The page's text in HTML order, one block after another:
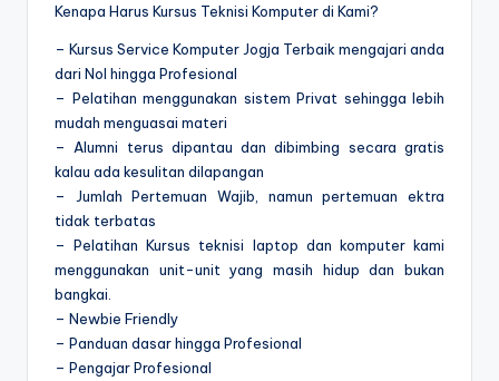
Kenapa Harus Kursus Teknisi Komputer di Kami?
– Kursus Service Komputer Jogja Terbaik mengajari anda
dari Nol hingga Profesional
– Pelatihan menggunakan sistem Privat sehingga lebih
mudah menguasai materi
– Alumni terus dipantau dan dibimbing secara gratis
kalau ada kesulitan dilapangan
– Jumlah Pertemuan Wajib, namun pertemuan ektra
tidak terbatas
– Pelatihan Kursus teknisi laptop dan komputer kami
menggunakan unit-unit yang masih hidup dan bukan
bangkai.
– Newbie Friendly
– Panduan dasar hingga Profesional
– Pengajar Profesional